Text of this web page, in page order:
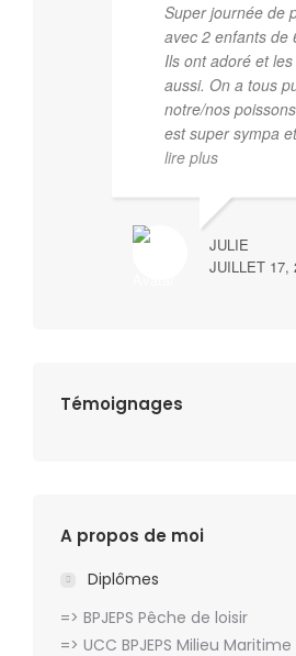
Super journée de
avec 2 enfants de
Ils ont adoré et
aussi. On a tous
notre/nos
est super sympa
lire plus
JULIE
JUILLET 17,
Témoignages
A propos de moi
Diplômes
=> BPJEPS Pêche de loisir
=> UCC BPJEPS Milieu Maritime